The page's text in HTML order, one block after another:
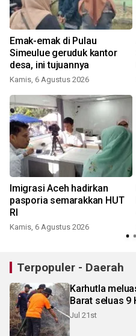
Emak-emak di Pulau
Simeulue geruduk kantor
desa, ini tujuannya
Kamis, 6 Agustus 2026
Imigrasi Aceh hadirkan
pasporia semarakkan HUT
RI
Kamis, 6 Agustus 2026
Terpopuler - Daerah
Karhutla
Barat seluas 9
Jul 21st